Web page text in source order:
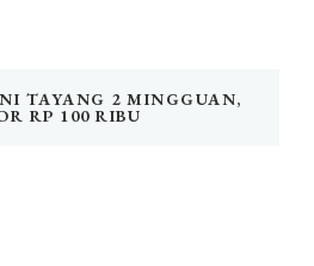
TAYANG 2 MINGGUAN,
RP 100 RIBU